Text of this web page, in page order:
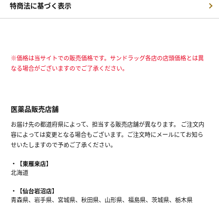
特商法に基づく表示
※価格は当サイトでの販売価格です。サンドラッグ各店の店頭価格とは異
なる場合がございますのでご了承ください。
医薬品販売店舗
お届け先の都道府県によって、担当する販売店舗が異なります。 ご注文内
容によっては変更となる場合もございます。ご注文時にメールにてお知ら
せいたしますので予めご了承ください。
【東雁来店】
北海道
【仙台岩沼店】
青森県、岩手県、宮城県、秋田県、山形県、福島県、茨城県、栃木県